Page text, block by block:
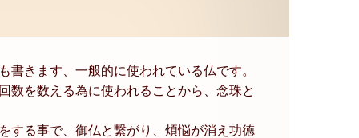
書きます、一般的に使われている仏です。
数を数える為に使われることから、念珠と
する事で、御仏と繋がり、煩悩が消え功徳